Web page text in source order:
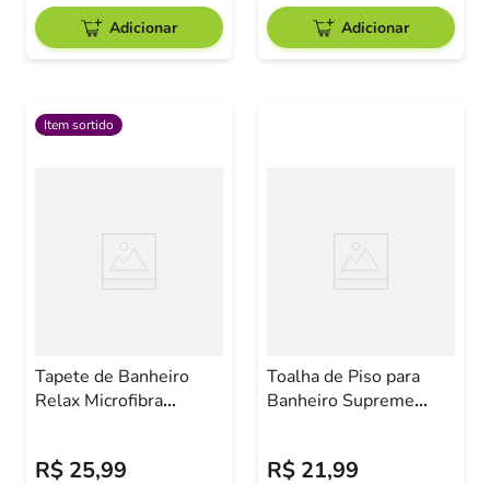
Adicionar Adicionar
Item sortido
Tapete de Banheiro
Relax Microfibra
R$ 25,99
Toalha de Piso para
Banheiro Supreme
R$ 21,99